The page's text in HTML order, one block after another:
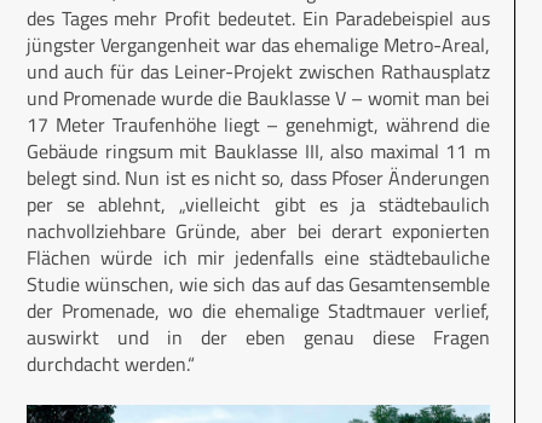
des Tages mehr Profit bedeutet. Ein Paradebeispiel aus
jüngster Vergangenheit war das ehemalige Metro-Areal,
und auch für das Leiner-Projekt zwischen Rathausplatz
und Promenade wurde die Bauklasse V – womit man bei
17 Meter Traufenhöhe liegt – genehmigt, während die
Gebäude ringsum mit Bauklasse III, also maximal 11 m
belegt sind. Nun ist es nicht so, dass Pfoser Änderungen
per se ablehnt, „vielleicht gibt es ja städtebaulich
nachvollziehbare Gründe, aber bei derart exponierten
Flächen würde ich mir jedenfalls eine städtebauliche
Studie wünschen, wie sich das auf das Gesamtensemble
der Promenade, wo die ehemalige Stadtmauer verlief,
auswirkt und in der eben genau diese Fragen
durchdacht werden.“